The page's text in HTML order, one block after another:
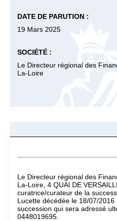
DATE DE PARUTION :
19 Mars 2025
SOCIÉTÉ :
Le Directeur régional des
La-Loire
Le Directeur régional des
La-Loire, 4 QUAI DE
curatrice/curateur de la
Lucette décédée le 18/07/
succession qui sera adressé
0448019695.